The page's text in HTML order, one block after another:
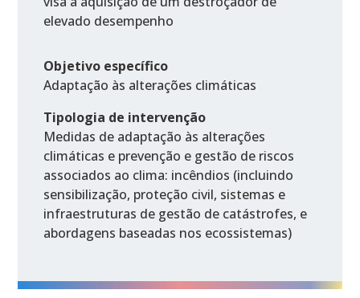
elevado desempenho
Objetivo específico
Adaptação às alterações climáticas
Tipologia de intervenção
Medidas de adaptação às alterações
climáticas e prevenção e gestão de riscos
associados ao clima: incêndios (incluindo
sensibilização, proteção civil, sistemas e
infraestruturas de gestão de catástrofes, e
abordagens baseadas nos ecossistemas)